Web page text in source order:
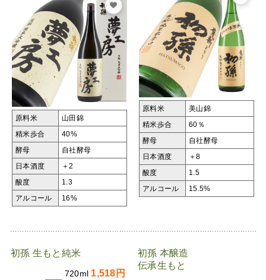
原料米 山田錦
精米歩合 40%
酵母 自社酵母
日本酒度 ＋2
酸度 1.3
アルコール 16%
原料米 美山錦
精米歩合 60％
酵母 自社酵母
日本酒度 ＋8
酸度 1.5
アルコール 15.5%
初孫 生もと純米
720ml 1,518円
初孫 本醸造
伝承生もと